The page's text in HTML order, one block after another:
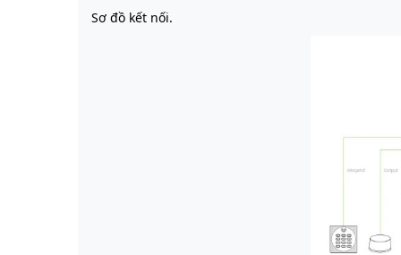
Sơ đồ kết nối.